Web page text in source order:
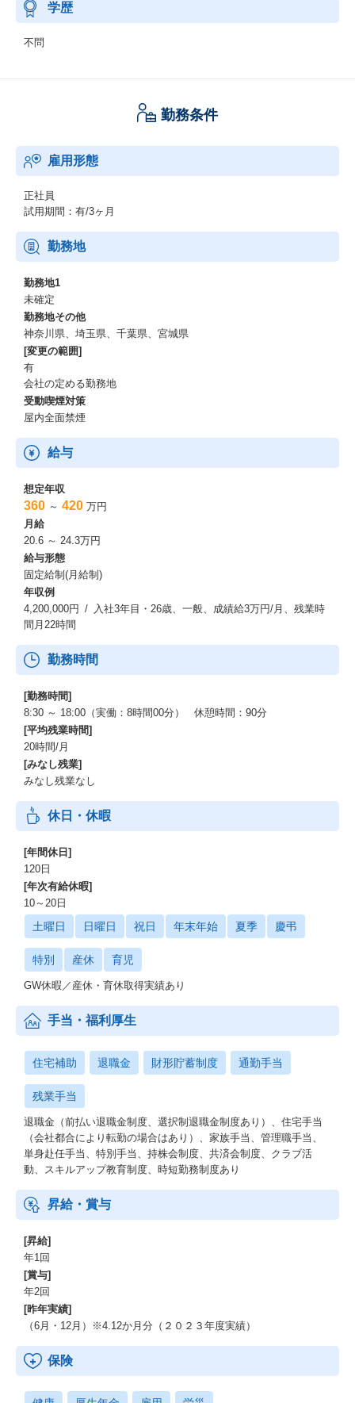
学歴
不問
勤務条件
雇用形態
正社員
試用期間：有/3ヶ月
勤務地
勤務地1
未確定
勤務地その他
神奈川県、埼玉県、千葉県、宮城県
[変更の範囲]
有
会社の定める勤務地
受動喫煙対策
屋内全面禁煙
給与
想定年収
360 ～ 420 万円
月給
20.6 ～ 24.3万円
給与形態
固定給制(月給制)
年収例
4,200,000円 / 入社3年目・26歳、一般、成績給3万円/月、残業時
間月22時間
勤務時間
[勤務時間]
8:30 ～ 18:00（実働：8時間00分） 休憩時間：90分
[平均残業時間]
20時間/月
[みなし残業]
みなし残業なし
休日・休暇
[年間休日]
120日
[年次有給休暇]
10～20日
土曜日 日曜日 祝日 年末年始 夏季 慶弔
特別 産休 育児
GW休暇／産休・育休取得実績あり
手当・福利厚生
住宅補助 退職金 財形貯蓄制度 通勤手当
残業手当
退職金（前払い退職金制度、選択制退職金制度あり）、住宅手当
（会社都合により転勤の場合はあり）、家族手当、管理職手当、
単身赴任手当、特別手当、持株会制度、共済会制度、クラブ活
動、スキルアップ教育制度、時短勤務制度あり
昇給・賞与
[昇給]
年1回
[賞与]
年2回
[昨年実績]
（6月・12月）※4.12か月分（２０２３年度実績）
保険